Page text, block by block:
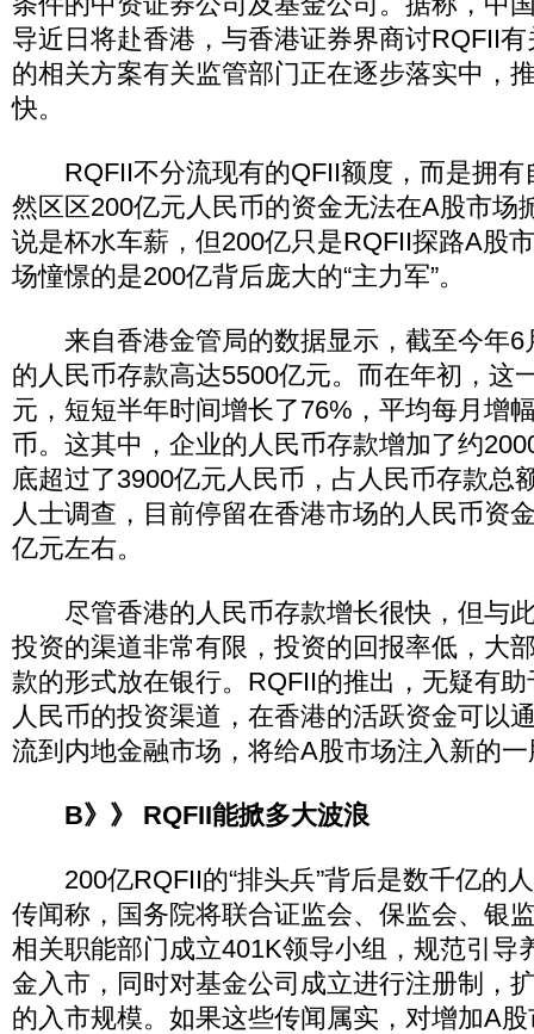
导近日将赴香港，与香港证券界商讨RQFII
的相关方案有关监管部门正在逐步落实中，
快。
RQFII不分流现有的QFII额度，而是拥有
然区区200亿元人民币的资金无法在A股市场
说是杯水车薪，但200亿只是RQFII探路A股
场憧憬的是200亿背后庞大的“主力军”。
来自香港金管局的数据显示，截至今年6
的人民币存款高达5500亿元。而在年初，这
元，短短半年时间增长了76%，平均每月增
币。这其中，企业的人民币存款增加了约
底超过了3900亿元人民币，占人民币存款总
人士调查，目前停留在香港市场的人民币资
亿元左右。
尽管香港的人民币存款增长很快，但与
投资的渠道非常有限，投资的回报率低，大
款的形式放在银行。RQFII的推出，无疑有
人民币的投资渠道，在香港的活跃资金可以
流到内地金融市场，将给A股市场注入新的
B》》 RQFII能掀多大波浪
200亿RQFII的“排头兵”背后是数千亿的
传闻称，国务院将联合证监会、保监会、银
相关职能部门成立401K领导小组，规范引导
金入市，同时对基金公司成立进行注册制，
的入市规模。如果这些传闻属实，对增加A